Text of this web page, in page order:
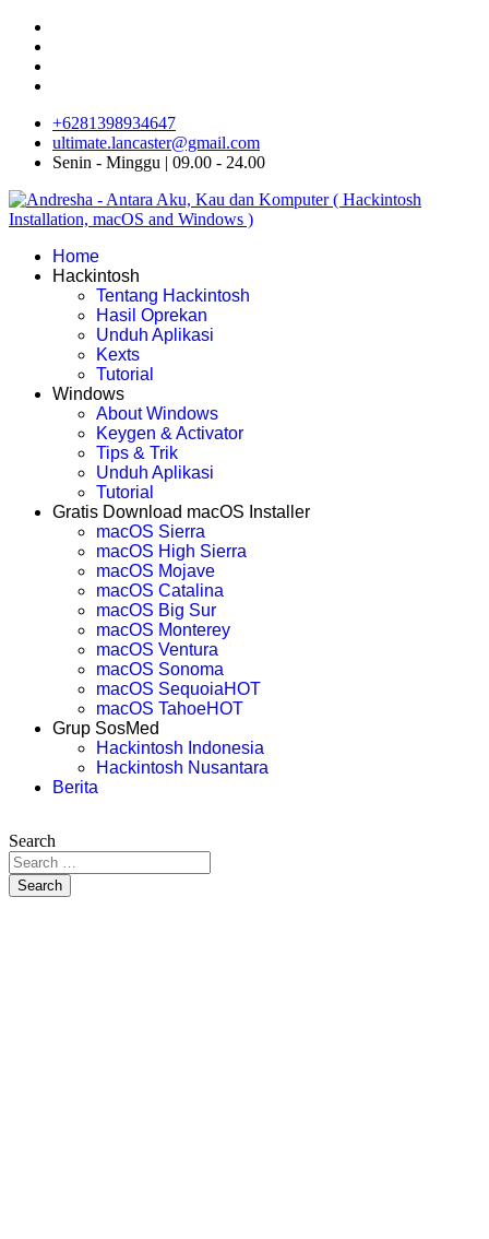
+6281398934647
ultimate.lancaster@gmail.com
Senin - Minggu | 09.00 - 24.00
Home
Hackintosh
Tentang Hackintosh
Hasil Oprekan
Unduh Aplikasi
Kexts
Tutorial
Windows
About Windows
Keygen & Activator
Tips & Trik
Unduh Aplikasi
Tutorial
Gratis Download macOS Installer
macOS Sierra
macOS High Sierra
macOS Mojave
macOS Catalina
macOS Big Sur
macOS Monterey
macOS Ventura
macOS Sonoma
macOS SequoiaHOT
macOS TahoeHOT
Grup SosMed
Hackintosh Indonesia
Hackintosh Nusantara
Berita
Search
Search